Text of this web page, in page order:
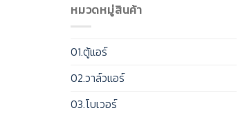
หมวดหมู่สินค้า
01.ตู้แอร์
02.วาล์วแอร์
03.โบเวอร์